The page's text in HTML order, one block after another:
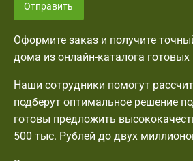
Отправить
Оформите заказ и получите
дома из онлайн-каталога готовых
Наши сотрудники помогут
подберут оптимальное решение
готовы предложить
500 тыс. Рублей до двух